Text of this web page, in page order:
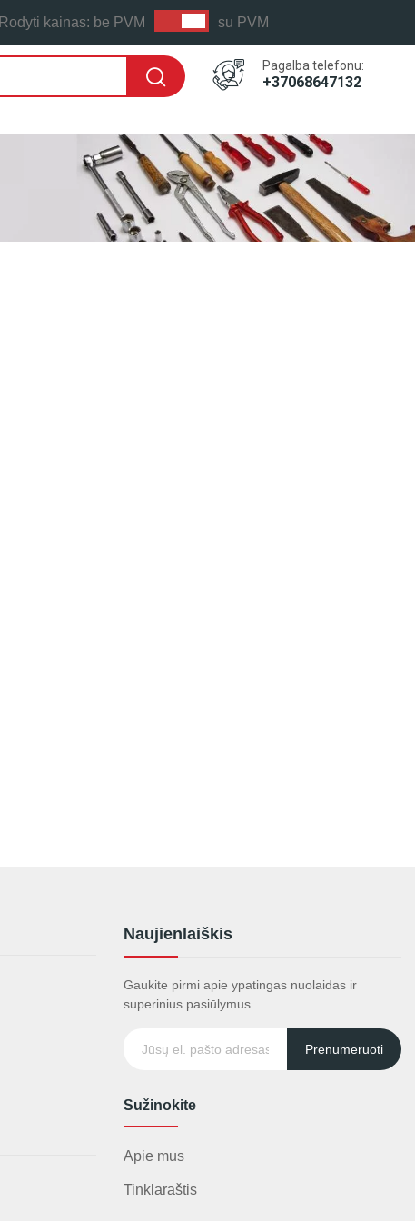
Rodyti kainas: be PVM su PVM
Pagalba telefonu:
+37068647132
Naujienlaiškis
Gaukite pirmi apie ypatingas nuolaidas ir
superinius pasiūlymus.
Prenumeruoti
Sužinokite
Apie mus
Tinklaraštis